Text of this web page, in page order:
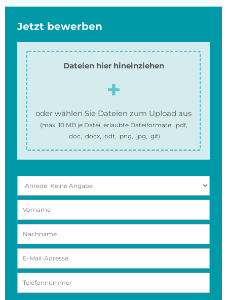
Jetzt bewerben
Dateien hier hineinziehen
oder wählen Sie Dateien zum Upload aus
(max. 10 MBje Datei, erlaubte Dateiformate: .pdf,
.doc, .docx, .odt, .png, .jpg, .gif)